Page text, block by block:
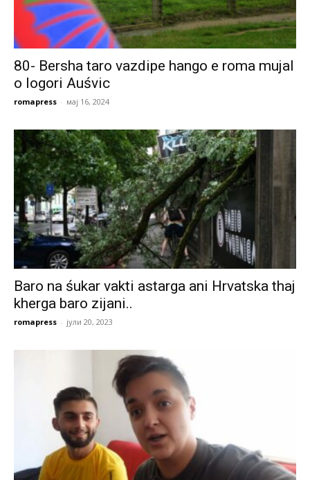
80- Bersha taro vazdipe hango e roma mujal
o logori Auśvic
romapress - мај 16, 2024
Baro na śukar vakti astarga ani Hrvatska thaj
kherga baro zijani..
romapress - јули 20, 2023